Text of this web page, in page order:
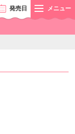
発売日 メニュー